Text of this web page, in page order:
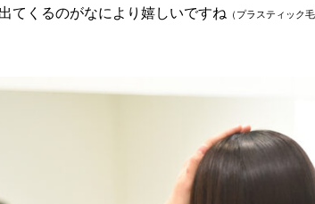
てくるのがなにより嬉しいですね （プラスティック